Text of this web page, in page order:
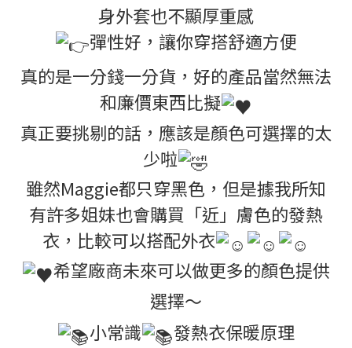
身外套也不顯厚重感
彈性好，讓你穿搭舒適方便
真的是一分錢一分貨，好的產品當然無法
和廉價東西比擬
真正要挑剔的話，應該是顏色可選擇的太
少啦
雖然Maggie都只穿黑色，但是據我所知
有許多姐妹也會購買「近」膚色的發熱
衣，比較可以搭配外衣
希望廠商未來可以做更多的顏色提供
選擇～
小常識
發熱衣保暖原理